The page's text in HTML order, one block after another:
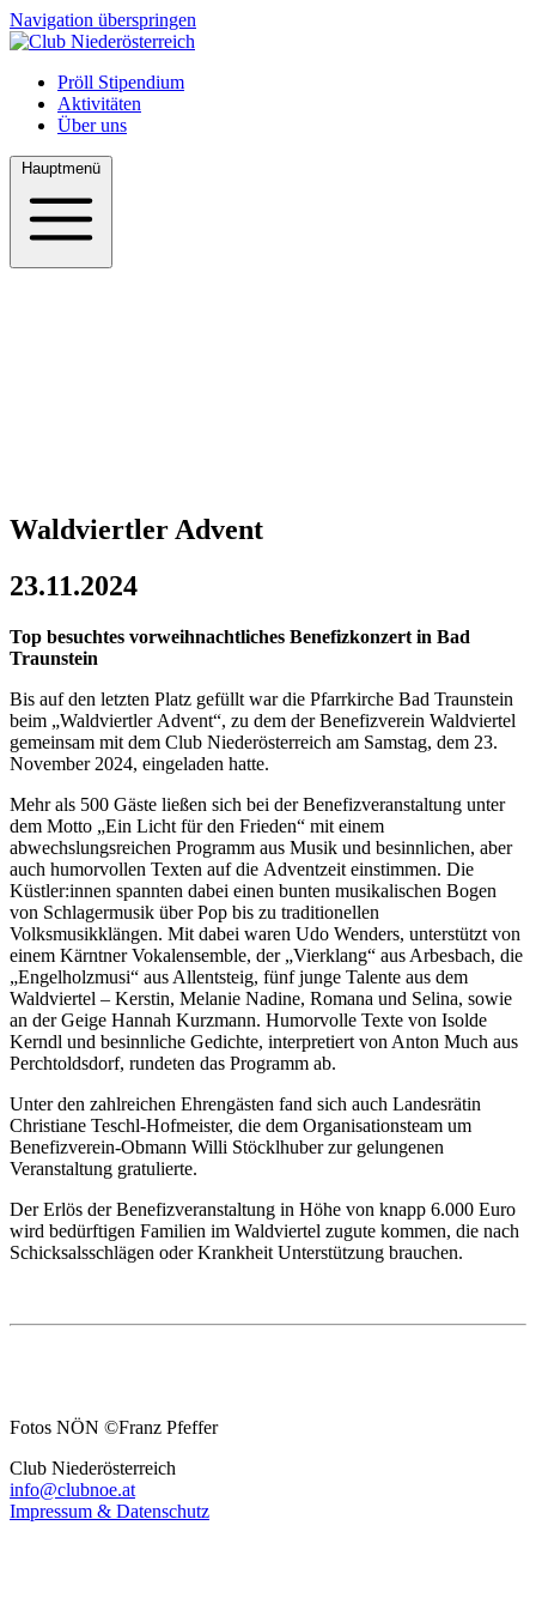
Navigation überspringen
Pröll Stipendium
Aktivitäten
Über uns
Hauptmenü
Waldviertler Advent
23.11.2024
Top besuchtes vorweihnachtliches Benefizkonzert in Bad
Traunstein
Bis auf den letzten Platz gefüllt war die Pfarrkirche Bad Traunstein
beim „Waldviertler Advent“, zu dem der Benefizverein Waldviertel
gemeinsam mit dem Club Niederösterreich am Samstag, dem 23.
November 2024, eingeladen hatte.
Mehr als 500 Gäste ließen sich bei der Benefizveranstaltung unter
dem Motto „Ein Licht für den Frieden“ mit einem
abwechslungsreichen Programm aus Musik und besinnlichen, aber
auch humorvollen Texten auf die Adventzeit einstimmen. Die
Küstler:innen spannten dabei einen bunten musikalischen Bogen
von Schlagermusik über Pop bis zu traditionellen
Volksmusikklängen. Mit dabei waren Udo Wenders, unterstützt von
einem Kärntner Vokalensemble, der „Vierklang“ aus Arbesbach, die
„Engelholzmusi“ aus Allentsteig, fünf junge Talente aus dem
Waldviertel – Kerstin, Melanie Nadine, Romana und Selina, sowie
an der Geige Hannah Kurzmann. Humorvolle Texte von Isolde
Kerndl und besinnliche Gedichte, interpretiert von Anton Much aus
Perchtoldsdorf, rundeten das Programm ab.
Unter den zahlreichen Ehrengästen fand sich auch Landesrätin
Christiane Teschl-Hofmeister, die dem Organisationsteam um
Benefizverein-Obmann Willi Stöcklhuber zur gelungenen
Veranstaltung gratulierte.
Der Erlös der Benefizveranstaltung in Höhe von knapp 6.000 Euro
wird bedürftigen Familien im Waldviertel zugute kommen, die nach
Schicksalsschlägen oder Krankheit Unterstützung brauchen.
Fotos NÖN ©Franz Pfeffer
Club Niederösterreich
info@clubnoe.at
Impressum & Datenschutz